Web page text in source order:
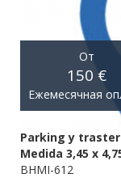
От
150 €
Ежемесячная
Parking y
Medida 3,45 x
BHMI-612